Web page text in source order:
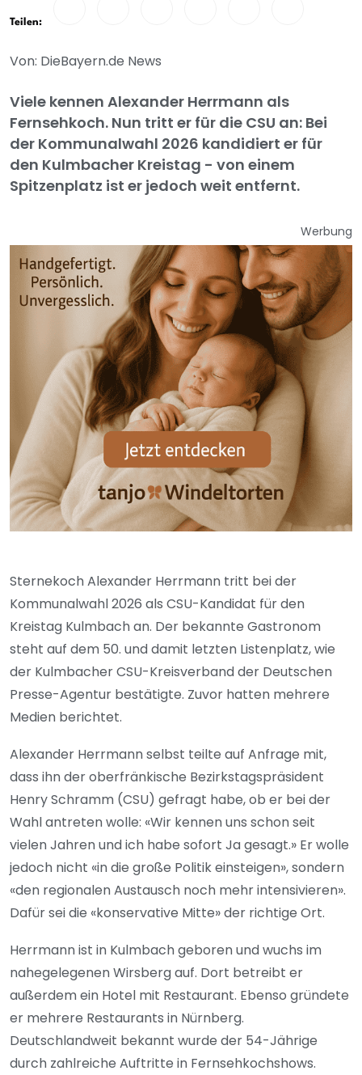
Teilen:
Von: DieBayern.de News
Viele kennen Alexander Herrmann als
Fernsehkoch. Nun tritt er für die CSU an: Bei
der Kommunalwahl 2026 kandidiert er für
den Kulmbacher Kreistag - von einem
Spitzenplatz ist er jedoch weit entfernt.
Werbung
Sternekoch Alexander Herrmann tritt bei der
Kommunalwahl 2026 als CSU-Kandidat für den
Kreistag Kulmbach an. Der bekannte Gastronom
steht auf dem 50. und damit letzten Listenplatz, wie
der Kulmbacher CSU-Kreisverband der Deutschen
Presse-Agentur bestätigte. Zuvor hatten mehrere
Medien berichtet.
Alexander Herrmann selbst teilte auf Anfrage mit,
dass ihn der oberfränkische Bezirkstagspräsident
Henry Schramm (CSU) gefragt habe, ob er bei der
Wahl antreten wolle: «Wir kennen uns schon seit
vielen Jahren und ich habe sofort Ja gesagt.» Er wolle
jedoch nicht «in die große Politik einsteigen», sondern
«den regionalen Austausch noch mehr intensivieren».
Dafür sei die «konservative Mitte» der richtige Ort.
Herrmann ist in Kulmbach geboren und wuchs im
nahegelegenen Wirsberg auf. Dort betreibt er
außerdem ein Hotel mit Restaurant. Ebenso gründete
er mehrere Restaurants in Nürnberg.
Deutschlandweit bekannt wurde der 54-Jährige
durch zahlreiche Auftritte in Fernsehkochshows.